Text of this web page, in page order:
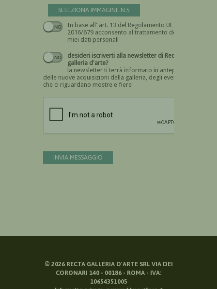
SELEZIONA IMMAGINE N.5
In base all' art. 13 del Regolamento UE n.
2016/679 acconsento al trattamento dei
miei dati personali
Devi dare il consenso
desideri iscriverti alla newsletter di Recta
galleria d'arte?
la newsletter ti terrà informato in anteprima
delle nuove acquisizioni della galleria, degli eventi
che ci riguardano mostre e fiere
INVIA MESSAGGIO
© 2026RECTA GALLERIA D'ARTE SRL VIA DEI
CORONARI 140 - 00186 - ROMA - IVA:
10654351005